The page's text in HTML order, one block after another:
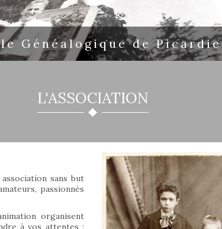
Généalogique de Picardie
L'ASSOCIATION
sans but
passionnés
organisent
à vos attentes :